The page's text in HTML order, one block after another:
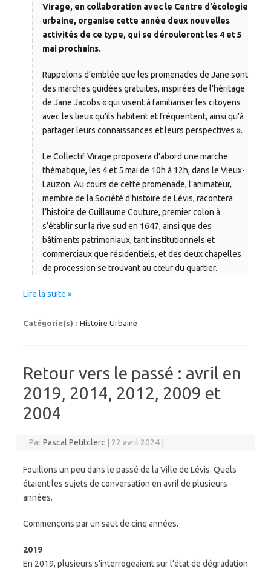
Virage, en collaboration avec le Centre d’écologie
urbaine, organise cette année deux nouvelles
activités de ce type, qui se dérouleront les 4 et 5
mai prochains.
Rappelons d’emblée que les promenades de Jane sont
des marches guidées gratuites, inspirées de l’héritage
de Jane Jacobs « qui visent à familiariser les citoyens
avec les lieux qu’ils habitent et fréquentent, ainsi qu’à
partager leurs connaissances et leurs perspectives ».
Le Collectif Virage proposera d’abord une marche
thématique, les 4 et 5 mai de 10h à 12h, dans le Vieux-
Lauzon. Au cours de cette promenade, l’animateur,
membre de la Société d’histoire de Lévis, racontera
l’histoire de Guillaume Couture, premier colon à
s’établir sur la rive sud en 1647, ainsi que des
bâtiments patrimoniaux, tant institutionnels et
commerciaux que résidentiels, et des deux chapelles
de procession se trouvant au cœur du quartier.
Lire la suite »
Catégorie(s) : Histoire Urbaine
Retour vers le passé : avril en
2019, 2014, 2012, 2009 et
2004
ParPascal Petitclerc 22 avril 2024
Fouillons un peu dans le passé de la Ville de Lévis. Quels
étaient les sujets de conversation en avril de plusieurs
années.
Commençons par un saut de cinq années.
2019
En 2019, plusieurs s’interrogeaient sur l’état de dégradation